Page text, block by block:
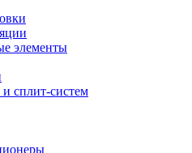
элементы
сплит-систем